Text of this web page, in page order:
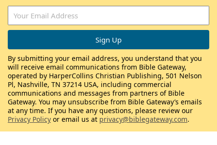
By submitting your email address, you understand that you
will receive email communications from Bible Gateway,
operated by HarperCollins Christian Publishing, 501 Nelson
Pl, Nashville, TN 37214 USA, including commercial
communications and messages from partners of Bible
Gateway. You may unsubscribe from Bible Gateway’s emails
at any time. If you have any questions, please review our
Privacy Policy or email us at privacy@biblegateway.com.